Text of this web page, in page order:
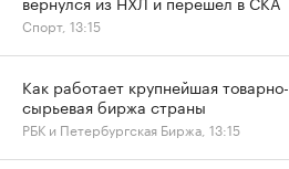
Спорт, 13:15
Как работает крупнейшая товарно-
сырьевая биржа страны
РБК и Петербургская Биржа, 13:15